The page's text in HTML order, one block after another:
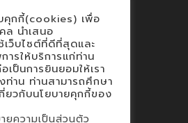
คคล
คุกกี้(cookies) เพื่อ
นำเสนอ
เว็บไซต์ที่ดีที่สุดและ
ารให้บริการแก่ท่าน
เป็นการยินยอมให้เรา
ท่าน ท่านสามารถศึกษา
กี่ยวกับนโยบายคุกกี้ของ
ยความเป็นส่วนตัว